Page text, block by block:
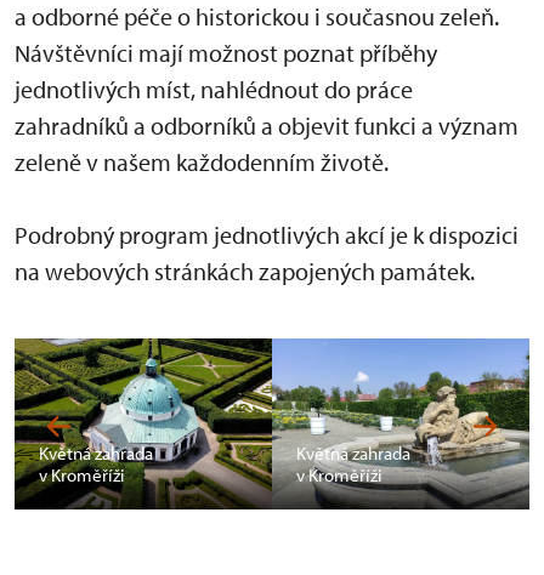
a odborné péče o historickou i současnou zeleň.
Návštěvníci mají možnost poznat příběhy
jednotlivých míst, nahlédnout do práce
zahradníků a odborníků a objevit funkci a význam
zeleně v našem každodenním životě.
Podrobný program jednotlivých akcí je k dispozici
na webových stránkách zapojených památek.
Květná zahrada
v Kroměříži
Květná zahrada
v Kroměříži